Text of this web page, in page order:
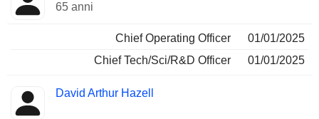
65 anni
Chief Operating Officer
01/01/2025
Chief Tech/Sci/R&D Officer
01/01/2025
David Arthur Hazell